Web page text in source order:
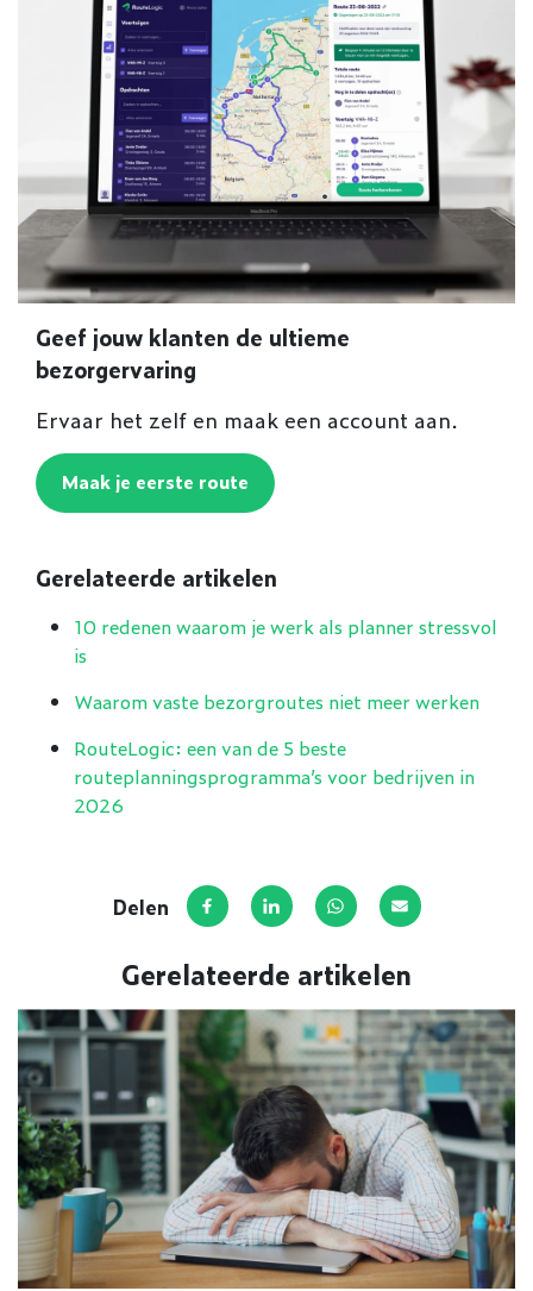
Geef jouw klanten de ultieme
bezorgervaring
Ervaar het zelf en maak een account aan.
Maak je eerste route
Gerelateerde artikelen
10 redenen waarom je werk als planner stressvol
is
Waarom vaste bezorgroutes niet meer werken
RouteLogic: een van de 5 beste
routeplanningsprogramma’s voor bedrijven in
2026
Delen Deel op Facebook
Deel via LinkedIn
Deel via WhatsApp
Deel via E-mail
Gerelateerde artikelen